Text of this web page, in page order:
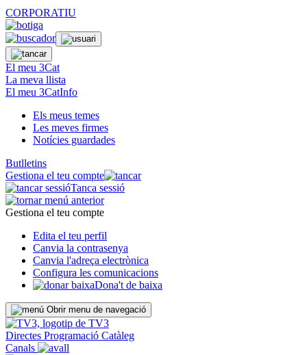
CORPORATIU
El meu 3Cat
La meva llista
El meu 3CatInfo
Els meus temes
Les meves firmes
Notícies guardades
Butlletins
Gestiona el teu compte
Tanca sessió
Gestiona el teu compte
Edita el teu perfil
Canvia la contrasenya
Canvia l'adreça electrònica
Configura les comunicacions
Dona't de baixa
Obrir menu de navegació
Directes Programació Catàleg
Canals